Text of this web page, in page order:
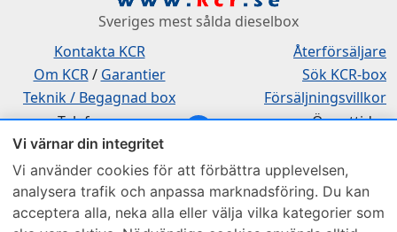
Vi värnar din integritet
Vi använder cookies för att förbättra upplevelsen,
analysera trafik och anpassa marknadsföring. Du kan
acceptera alla, neka alla eller välja vilka kategorier som
Sveriges mest sålda dieselbox
Kontakta KCR
Om KCR/ Garantier
Teknik / Begagnad box
Återförsäljare
Sök KCR-box
Försäljningsvillkor
Telefon
0515-801 50
Öppettider
Fredag 8:00-11:30